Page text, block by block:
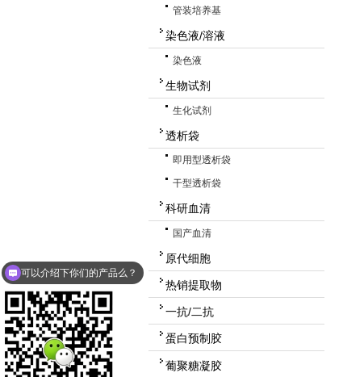
管装培养基
染色液/溶液
染色液
生物试剂
生化试剂
透析袋
即用型透析袋
干型透析袋
科研血清
国产血清
原代细胞
热销提取物
一抗/二抗
蛋白预制胶
葡聚糖凝胶
可以介绍下你们的产品么？